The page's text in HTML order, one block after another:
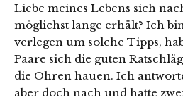
Liebe meines Lebens sich
möglichst lange erhält? Ich
verlegen um solche Tipps,
Paare sich die guten
die Ohren hauen. Ich
aber doch nach und hatte